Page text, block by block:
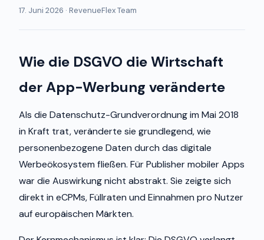
17. Juni 2026 · RevenueFlex Team
Wie die DSGVO die Wirtschaft
der App-Werbung veränderte
Als die Datenschutz-Grundverordnung im Mai 2018
in Kraft trat, veränderte sie grundlegend, wie
personenbezogene Daten durch das digitale
Werbeökosystem fließen. Für Publisher mobiler Apps
war die Auswirkung nicht abstrakt. Sie zeigte sich
direkt in eCPMs, Füllraten und Einnahmen pro Nutzer
auf europäischen Märkten.